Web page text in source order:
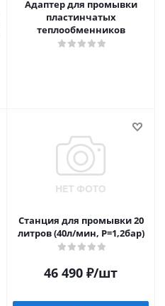
Адаптер для промывки
пластинчатых
теплообменников
Станция для промывки 20
литров (40л/мин, P=1,2бар)
46 490 ₽/шт